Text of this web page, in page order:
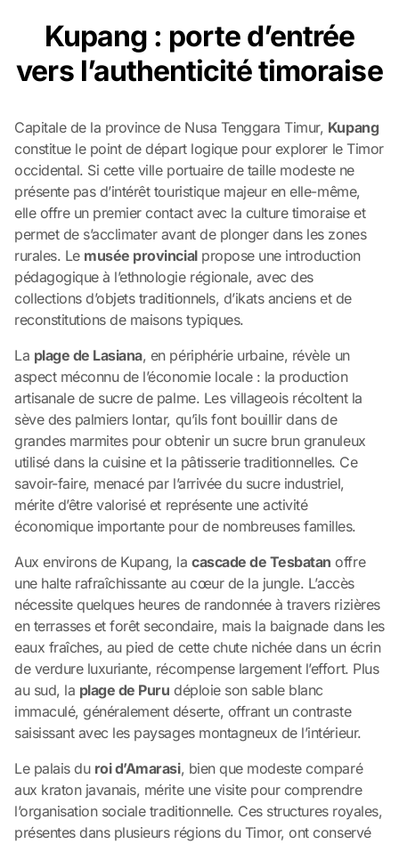
Kupang : porte d’entrée
vers l’authenticité timoraise
Capitale de la province de Nusa Tenggara Timur, Kupang
constitue le point de départ logique pour explorer le Timor
occidental. Si cette ville portuaire de taille modeste ne
présente pas d’intérêt touristique majeur en elle-même,
elle offre un premier contact avec la culture timoraise et
permet de s’acclimater avant de plonger dans les zones
rurales. Le musée provincialpropose une introduction
pédagogique à l’ethnologie régionale, avec des
collections d’objets traditionnels, d’ikats anciens et de
reconstitutions de maisons typiques.
La plage de Lasiana, en périphérie urbaine, révèle un
aspect méconnu de l’économie locale : la production
artisanale de sucre de palme. Les villageois récoltent la
sève des palmiers lontar, qu’ils font bouillir dans de
grandes marmites pour obtenir un sucre brun granuleux
utilisé dans la cuisine et la pâtisserie traditionnelles. Ce
savoir-faire, menacé par l’arrivée du sucre industriel,
mérite d’être valorisé et représente une activité
économique importante pour de nombreuses familles.
Aux environs de Kupang, lacascade de Tesbatan offre
une halte rafraîchissante au cœur de la jungle. L’accès
nécessite quelques heures de randonnée à travers rizières
en terrasses et forêt secondaire, mais la baignade dans les
eaux fraîches, au pied de cette chute nichée dans un écrin
de verdure luxuriante, récompense largement l’effort. Plus
au sud, la plage de Puru déploie son sable blanc
immaculé, généralement déserte, offrant un contraste
saisissant avec les paysages montagneux de l’intérieur.
Le palais du roi d’Amarasi, bien que modeste comparé
aux kraton javanais, mérite une visite pour comprendre
l’organisation sociale traditionnelle. Ces structures royales,
présentes dans plusieurs régions du Timor, ont conservé